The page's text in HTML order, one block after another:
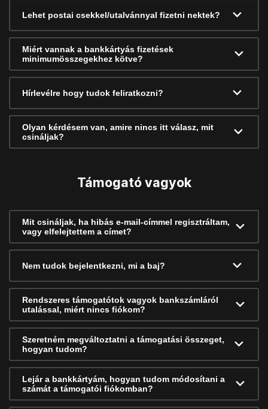
Lehet postai csekkel/utalvánnyal fizetni nektek?
Miért vannak a bankkártyás fizetések
minimumösszegekhez kötve?
Hírlevélre hogy tudok feliratkozni?
Olyan kérdésem van, amire nincs itt válasz, mit
csináljak?
Támogató vagyok
Mit csináljak, ha hibás e-mail-címmel regisztráltam,
vagy elfelejtettem a címet?
Nem tudok bejelentkezni, mi a baj?
Rendszeres támogatótok vagyok bankszámláról
utalással, miért nincs fiókom?
Szeretném megváltoztatni a támogatási összeget,
hogyan tudom?
Lejár a bankkártyám, hogyan tudom módosítani a
számát a támogatói fiókomban?